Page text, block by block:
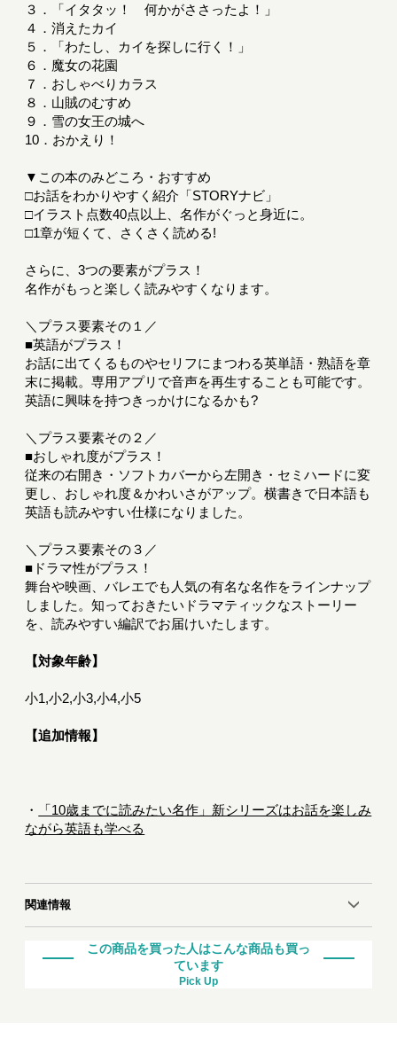
３．「イタタッ！ 何かがささったよ！」
４．消えたカイ
５．「わたし、カイを探しに行く！」
６．魔女の花園
７．おしゃべりカラス
８．山賊のむすめ
９．雪の女王の城へ
10．おかえり！
▼この本のみどころ・おすすめ
□お話をわかりやすく紹介「STORYナビ」
□イラスト点数40点以上、名作がぐっと身近に。
□1章が短くて、さくさく読める!
さらに、3つの要素がプラス！
名作がもっと楽しく読みやすくなります。
＼プラス要素その１／
■英語がプラス！
お話に出てくるものやセリフにまつわる英単語・熟語を章
末に掲載。専用アプリで音声を再生することも可能です。
英語に興味を持つきっかけになるかも?
＼プラス要素その２／
■おしゃれ度がプラス！
従来の右開き・ソフトカバーから左開き・セミハードに変
更し、おしゃれ度＆かわいさがアップ。横書きで日本語も
英語も読みやすい仕様になりました。
＼プラス要素その３／
■ドラマ性がプラス！
舞台や映画、バレエでも人気の有名な名作をラインナップ
しました。知っておきたいドラマティックなストーリー
を、読みやすい編訳でお届けいたします。
【対象年齢】
小1,小2,小3,小4,小5
【追加情報】
・
「10歳までに読みたい名作」新シリーズはお話を楽しみ
ながら英語も学べる
関連情報
この商品を買った人はこんな商品も買っ
ています
Pick Up